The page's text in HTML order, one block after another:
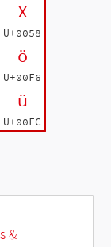
X
U+0058
ö
U+00F6
ü
U+00FC
&